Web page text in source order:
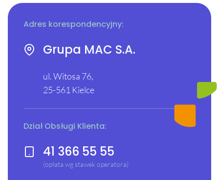
Adres korespondencyjny:
Grupa MAC S.A.
ul. Witosa 76,
25-561 Kielce
Dział Obsługi Klienta:
41 366 55 55
(opłata wg stawek operatora)